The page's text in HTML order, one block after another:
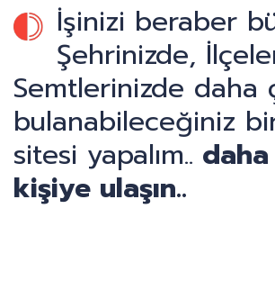
İşinizi beraber
Şehrinizde,
Semtlerinizde daha
bulanabileceğiniz
sitesi yapalım..
kişiye ulaşın..